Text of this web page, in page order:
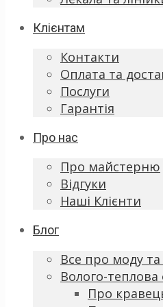
Клієнтам
Контакти
Оплата та
Послуги
Гарантія
Про нас
Про майстерню
Відгуки
Наші Клієнти
Блог
Все про моду
Волого-
Про